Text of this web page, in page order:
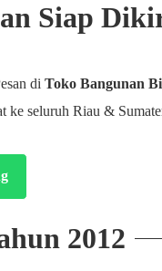
Siap
di Toko Bangunan
seluruh Riau &
2012